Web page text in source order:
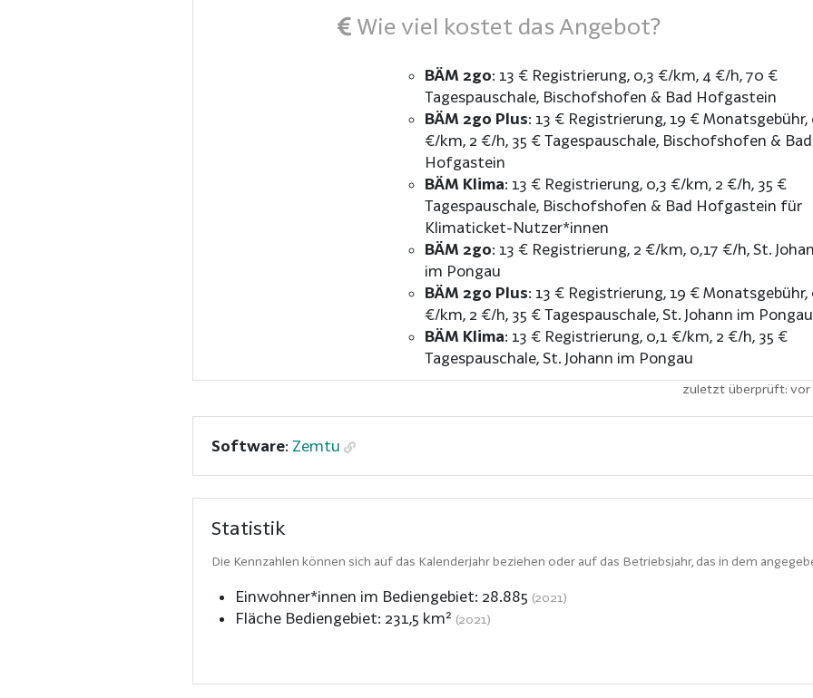
Wie viel kostet das Angebot?
BÄM 2go: 13 € Registrierung 0,3 €/km 4 €/h 70 €
Tagespauschale Bischofshofen & Bad Hofgastein
BÄM 2go Plus: 13 € Registrierung 19 € Monatsgebühr
€/km 2 €/h 35 € Tagespauschale Bischofshofen & Bad
Hofgastein
BÄM Klima: 13 € Registrierung 0,3 €/km 2 €/h 35 €
Tagespauschale Bischofshofen & Bad Hofgastein für
Klimaticket-Nutzer*innen
BÄM 2go: 13 € Registrierung 2 €/km 0,17 €/h St.
im Pongau
BÄM 2go Plus: 13 € Registrierung 19 € Monatsgebühr
€/km 2 €/h 35 € Tagespauschale St. Johann im Pongau
BÄM Klima: 13 € Registrierung 0,1 €/km 2 €/h 35 €
Tagespauschale St. Johann im Pongau
zuletzt überprüft: vor
Software: Zemtu
Statistik
Die Kennzahlen können sich auf das Kalenderjahr beziehen oder auf das Betriebsjahr, das in dem
Einwohner*innen im Bediengebiet: 28.885 (2021)
Fläche Bediengebiet: 231,5 km² (2021)